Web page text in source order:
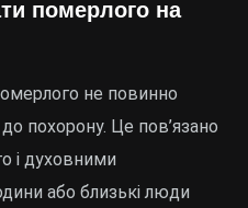
померлого на
не повинно
похорону. Це пов’язано
і духовними
або близькі люди